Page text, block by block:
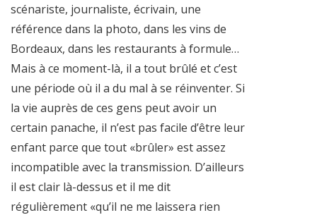
scénariste, journaliste, écrivain, une
référence dans la photo, dans les vins de
Bordeaux, dans les restaurants à formule…
Mais à ce moment-là, il a tout brûlé et c’est
une période où il a du mal à se réinventer. Si
la vie auprès de ces gens peut avoir un
certain panache, il n’est pas facile d’être leur
enfant parce que tout «brûler» est assez
incompatible avec la transmission. D’ailleurs
il est clair là-dessus et il me dit
régulièrement «qu’il ne me laissera rien